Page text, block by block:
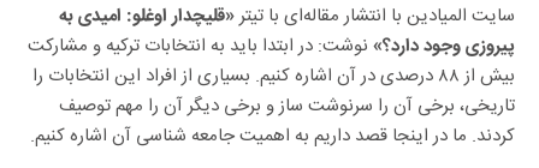
سایت المیادین با انتشار مقاله‌ای با تیتر«قلیچدار اوغلو: امیدی به
پیروزی وجود دارد؟» نوشت: در ابتدا باید به انتخابات ترکیه و مشارکت
بیش از ۸۸ درصدی در آن اشاره کنیم. بسیاری از افراد این انتخابات را
تاریخی، برخی آن را سرنوشت ساز و برخی دیگر آن را مهم توصیف
کردند. ما در اینجا قصد داریم به اهمیت جامعه شناسی آن اشاره کنیم.